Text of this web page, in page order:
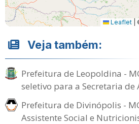
Leaflet
Veja também:
Prefeitura de Leopoldina -
seletivo para a Secretaria de
Prefeitura de Divinópolis -
Assistente Social e